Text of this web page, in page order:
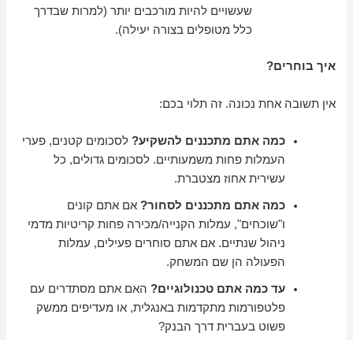
שעשויים להיות מורכבים יותר (למרות שבדרך
כלל מטופלים בצורה יעילה).
איך בוחרים?
אין תשובה אחת נכונה. זה תלוי בכם:
כמה אתם מתכננים להשקיע? לסכומים קטנים, פערי
העמלות פחות משמעותיים. לסכומים גדולים, כל
עשירית אחוז מצטברת.
כמה אתם מתכננים לסחור? אם אתם קונים
ו"שוכחים", עמלות הקנייה/מכירה פחות קריטיות מדמי
ניהול שנתיים. אם אתם סוחרים פעילים, עמלות
הפעולה הן שם המשחק.
עד כמה אתם טכנולוגיים? האם אתם מסתדרים עם
פלטפורמות מתקדמות באנגלית, או מעדיפים ממשק
פשוט בעברית דרך הבנק?